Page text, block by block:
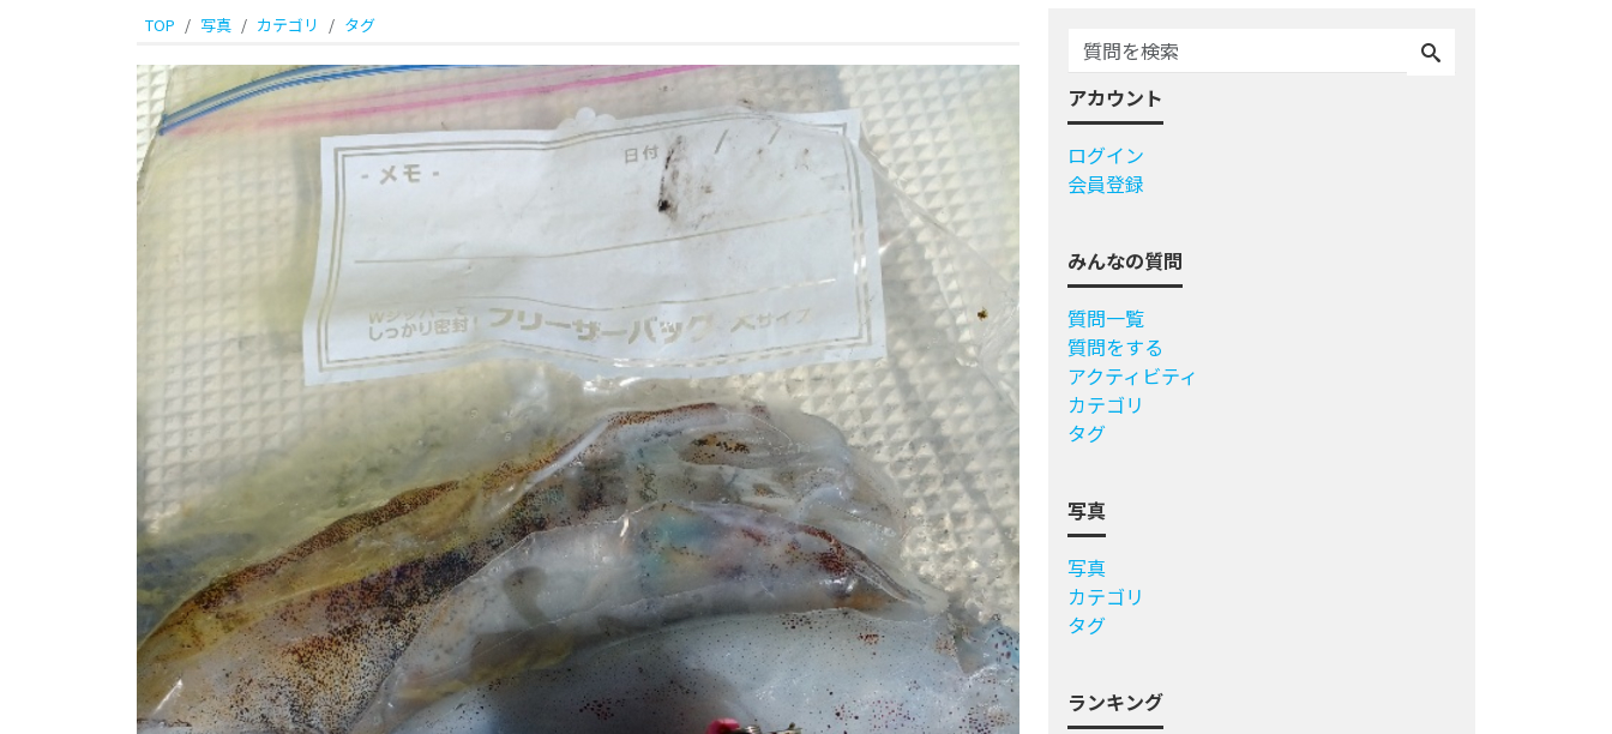
ま
た
遊
漁
船
乗
っ
て
テ
ィ
ッ
TOP 写真 カテゴリ タグ
アカウント
ログイン
会員登録
みんなの質問
質問一覧
質問をする
アクティビティ
カテゴリ
タグ
写真
写真
カテゴリ
タグ
ランキング